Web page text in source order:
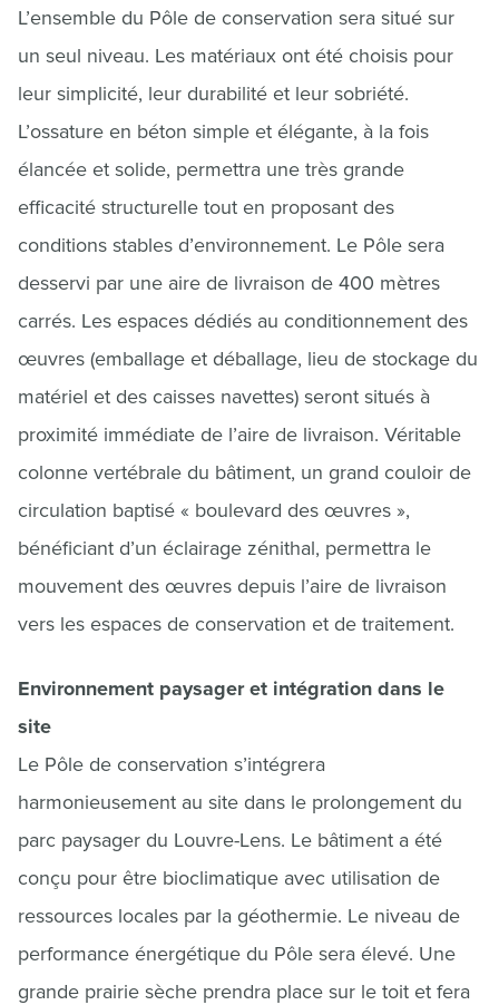
L’ensemble du Pôle de conservation sera situé sur
un seul niveau. Les matériaux ont été choisis pour
leur simplicité, leur durabilité et leur sobriété.
L’ossature en béton simple et élégante, à la fois
élancée et solide, permettra une très grande
efficacité structurelle tout en proposant des
conditions stables d’environnement. Le Pôle sera
desservi par une aire de livraison de 400 mètres
carrés. Les espaces dédiés au conditionnement des
œuvres (emballage et déballage, lieu de stockage du
matériel et des caisses navettes) seront situés à
proximité immédiate de l’aire de livraison. Véritable
colonne vertébrale du bâtiment, un grand couloir de
circulation baptisé « boulevard des œuvres »,
bénéficiant d’un éclairage zénithal, permettra le
mouvement des œuvres depuis l’aire de livraison
vers les espaces de conservation et de traitement.
Environnement paysager et intégration dans le
site
Le Pôle de conservation s’intégrera
harmonieusement au site dans le prolongement du
parc paysager du Louvre-Lens. Le bâtiment a été
conçu pour être bioclimatique avec utilisation de
ressources locales par la géothermie. Le niveau de
performance énergétique du Pôle sera élevé. Une
grande prairie sèche prendra place sur le toit et fera